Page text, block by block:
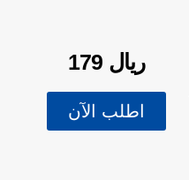
179 ريال
اطلب الآن